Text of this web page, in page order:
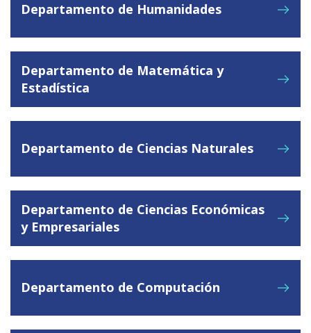
Departamento de Humanidades
Departamento de Matemática y
Estadística
Departamento de Ciencias Naturales
Departamento de Ciencias Económicas
y Empresariales
Departamento de Computación